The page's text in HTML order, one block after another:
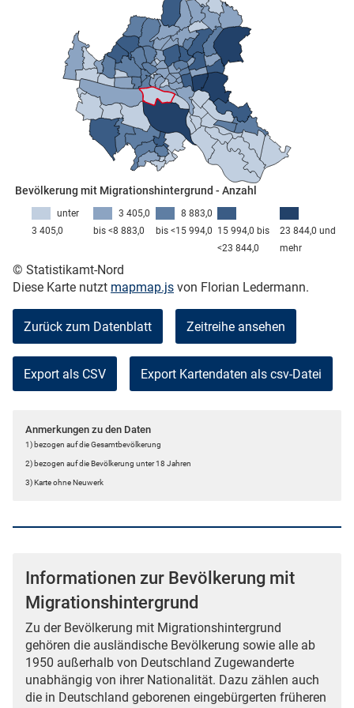
Bevölkerung mit Migrationshintergrund - Anzahl
23 844,0 und
mehr
15 994,0 bis
<23 844,0
8 883,0
bis <15 994,0
3 405,0
bis <8 883,0
unter
3 405,0
© Statistikamt-Nord
Diese Karte nutzt mapmap.js von Florian Ledermann.
Zurück zum Datenblatt Zeitreihe ansehen
Export als CSV
Anmerkungen zu den Daten
1) bezogen auf die Gesamtbevölkerung
2) bezogen auf die Bevölkerung unter 18 Jahren
3) Karte ohne Neuwerk
Informationen zur Bevölkerung mit
Migrationshintergrund
Zu der Bevölkerung mit Migrationshintergrund
gehören die ausländische Bevölkerung sowie alle ab
1950 außerhalb von Deutschland Zugewanderte
unabhängig von ihrer Nationalität. Dazu zählen auch
die in Deutschland geborenen eingebürgerten früheren